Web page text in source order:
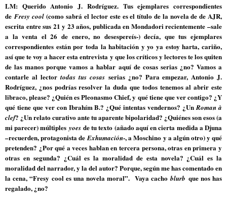
LM: Querido Antonio J. Rodríguez. Tus ejemplares correspondientes
de Fresy cool(como sabrá el lector este es el título de la novela de de AJR,
escrita entre sus 21 y 23 años, publicada en Mondadori recientemente –sale
a la venta el 26 de enero, no desespereís-) decía, que tus ejemplares
correspondientes están por toda la habitación y yo ya estoy harta, cariño,
así que te voy a hacer esta entrevista y que los críticos y lectores te los quiten
de las manos porque vamos a hablar aquí de cosas serias ¿no? Vamos a
contarle al lectortodas tus cosas serias ¿no? Para empezar, Antonio J.
Rodríguez, ¿nos podrías resolver la duda que todos tenemos al abrir este
libraco, please? ¿Quién es Pleonasmo Chief, y qué tiene que ver contigo? ¿Y
qué tiene que ver con Ibrahím B.? ¿Qué intentas vendernos? ¿UnRoman à
clef? ¿Un relato curativo ante tu aparente bipolaridad? ¿Quiénes son esos (a
mi parecer) múltiples yoesde tu texto (añado aquí en cierta medida a Djuna
–recuerden, protagonista deExhumación-, a Moschino y a algún otro) y qué
pretenden? ¿Por qué a veces hablan en tercera persona, otras en primera y
otras en segunda? ¿Cuál es la moralidad de esta novela? ¿Cuál es la
moralidad del narrador, y la del autor? Porque, según me has comentado en
la cena, “Fresy cool es una novela moral”. Vaya cachoblurb que nos has
regalado, ¿no?